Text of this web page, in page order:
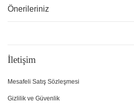
Önerileriniz
İletişim
Mesafeli Satış Sözleşmesi
Gizlilik ve Güvenlik